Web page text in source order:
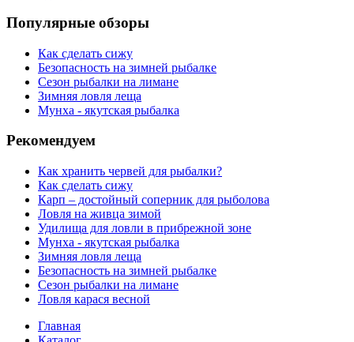
Популярные обзоры
Как сделать сижу
Безопасность на зимней рыбалке
Сезон рыбалки на лимане
Зимняя ловля леща
Мунха - якутская рыбалка
Рекомендуем
Как хранить червей для рыбалки?
Как сделать сижу
Карп – достойный соперник для рыболова
Ловля на живца зимой
Удилища для ловли в прибрежной зоне
Мунха - якутская рыбалка
Зимняя ловля леща
Безопасность на зимней рыбалке
Сезон рыбалки на лимане
Ловля карася весной
Главная